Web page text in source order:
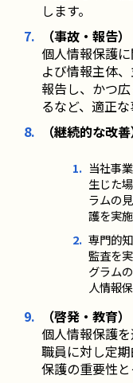
します。
（事故・報告）
個人情報保護
よび情報主体
報告し、かつ
るなど、適正
（継続的な改善
当社事
生じた
ラムの
護を実
専門的
監査を
グラム
人情報
（啓発・教育）
個人情報保護
職員に対し定
保護の重要性と